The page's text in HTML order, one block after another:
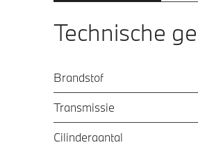
Technische
Brandstof
Transmissie
Cilinderaantal